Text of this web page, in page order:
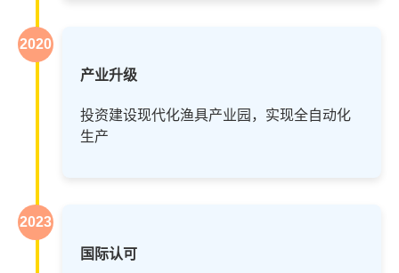
2020
产业升级
投资建设现代化渔具产业园，实现全自动化
生产
2023
国际认可